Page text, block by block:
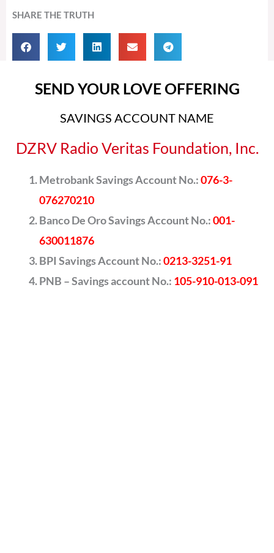
SHARE THE TRUTH
SEND YOUR LOVE OFFERING
SAVINGS ACCOUNT NAME
DZRV Radio Veritas Foundation, Inc.
Metrobank Savings Account No.:076-3-
076270210
Banco De Oro Savings Account No.:001-
630011876
BPI Savings Account No.:0213-3251-91
PNB – Savings account No.: 105-910-013-091